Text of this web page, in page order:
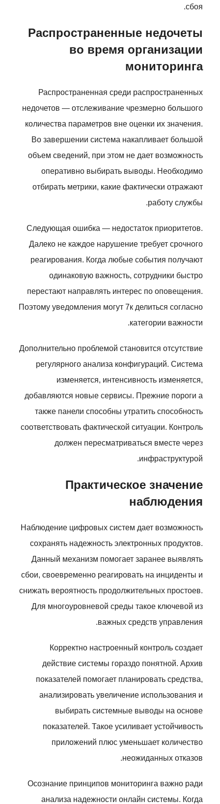
сбоя.
Распространенные недочеты
во время организации
мониторинга
Распространенная среди распространенных
недочетов — отслеживание чрезмерно большого
количества параметров вне оценки их значения.
Во завершении система накапливает большой
объем сведений, при этом не дает возможность
оперативно выбирать выводы. Необходимо
отбирать метрики, какие фактически отражают
работу службы.
Следующая ошибка — недостаток приоритетов.
Далеко не каждое нарушение требует срочного
реагирования. Когда любые события получают
одинаковую важность, сотрудники быстро
перестают направлять интерес по оповещения.
Поэтому уведомления могут 7к делиться согласно
категории важности.
Дополнительно проблемой становится отсутствие
регулярного анализа конфигураций. Система
изменяется, интенсивность изменяется,
добавляются новые сервисы. Прежние пороги а
также панели способны утратить способность
соответствовать фактической ситуации. Контроль
должен пересматриваться вместе через
инфраструктурой.
Практическое значение
наблюдения
Наблюдение цифровых систем дает возможность
сохранять надежность электронных продуктов.
Данный механизм помогает заранее выявлять
сбои, своевременно реагировать на инциденты и
снижать вероятность продолжительных простоев.
Для многоуровневой среды такое ключевой из
важных средств управления.
Корректно настроенный контроль создает
действие системы гораздо понятной. Архив
показателей помогает планировать средства,
анализировать увеличение использования и
выбирать системные выводы на основе
показателей. Такое усиливает устойчивость
приложений плюс уменьшает количество
неожиданных отказов.
Осознание принципов мониторинга важно ради
анализа надежности онлайн системы. Когда